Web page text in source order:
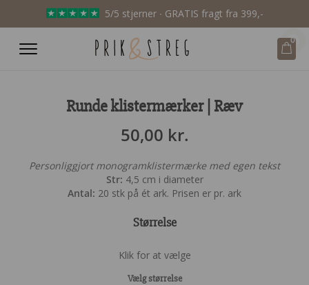
5/5 stjerner ∙ GRATIS fragt fra 399,-
0
Runde klistermærker | Ræv
50,00 kr.
Personliggjort monogramklistermærke med egen tekst
Str: 4,5 cm i diameter
Antal: 20 stk på ét ark. Prisen er pr. ark
Størrelse
Klik for at vælge
Vælg størrelse